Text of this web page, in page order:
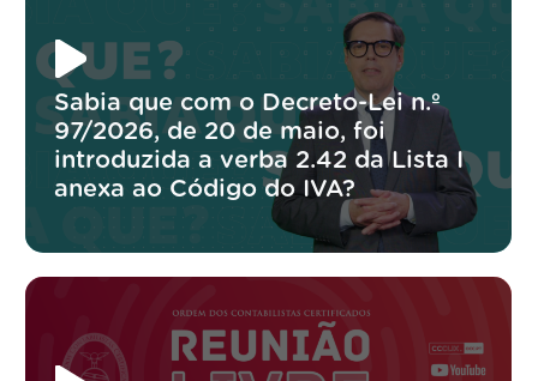
Sabia que com o Decreto-Lei n.º
97/2026, de 20 de maio, foi
introduzida a verba 2.42 da Lista I
anexa ao Código do IVA?